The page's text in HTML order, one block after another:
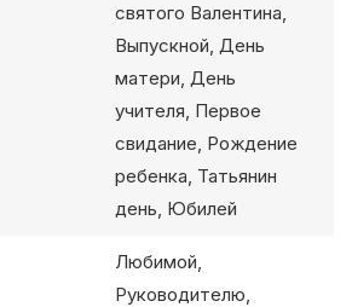
святого Валентина,
Выпускной, День
матери, День
учителя, Первое
свидание, Рождение
ребенка, Татьянин
день, Юбилей
Любимой,
Руководителю,